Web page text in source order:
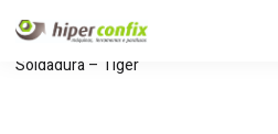
Início Loja Hipertintas
Soldadura – Tiger